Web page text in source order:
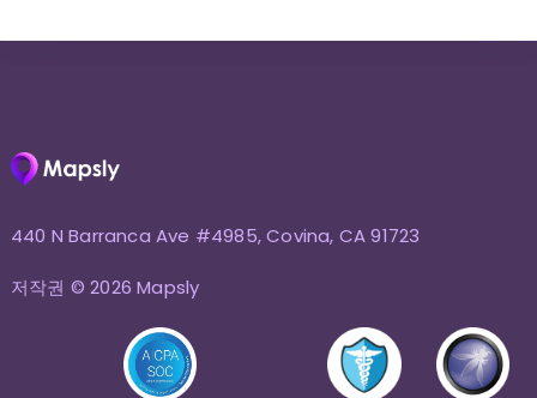
440 N Barranca Ave #4985, Covina, CA 91723
저작권 © 2026 Mapsly